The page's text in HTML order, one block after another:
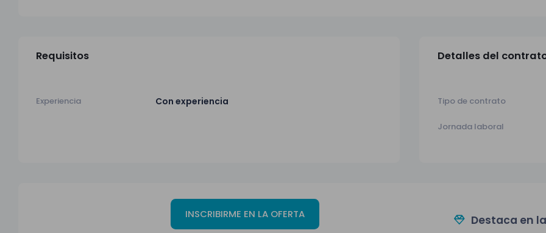
Requisitos
Experiencia Con experiencia
Detalles del
Tipo de contrato
Jornada laboral
INSCRIBIRME EN LA OFERTA Destaca en